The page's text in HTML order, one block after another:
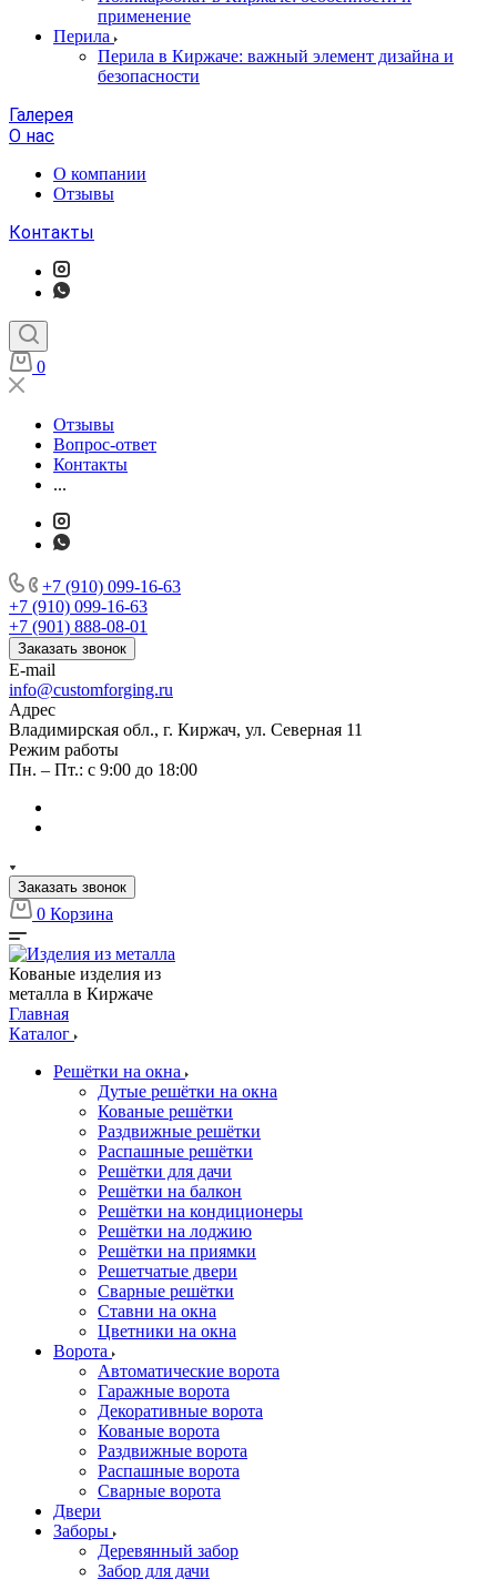
применение
Перила
Перила в Киржаче: важный элемент дизайна и
безопасности
Галерея
О нас
О компании
Отзывы
Контакты
0
Отзывы
Вопрос-ответ
Контакты
...
+7 (910) 099-16-63
+7 (910) 099-16-63
+7 (901) 888-08-01
Заказать звонок
E-mail
info@customforging.ru
Адрес
Владимирская обл., г. Киржач, ул. Северная 11
Режим работы
Пн. – Пт.: с 9:00 до 18:00
Заказать звонок
0 Корзина
Кованые изделия из
металла в Киржаче
Главная
Каталог
Решётки на окна
Дутые решётки на окна
Кованые решётки
Раздвижные решётки
Распашные решётки
Решётки для дачи
Решётки на балкон
Решётки на кондиционеры
Решётки на лоджию
Решётки на приямки
Решетчатые двери
Сварные решётки
Ставни на окна
Цветники на окна
Ворота
Автоматические ворота
Гаражные ворота
Декоративные ворота
Кованые ворота
Раздвижные ворота
Распашные ворота
Сварные ворота
Двери
Заборы
Деревянный забор
Забор для дачи